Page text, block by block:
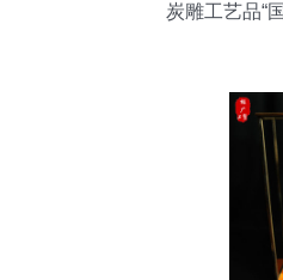
炭雕工艺品“